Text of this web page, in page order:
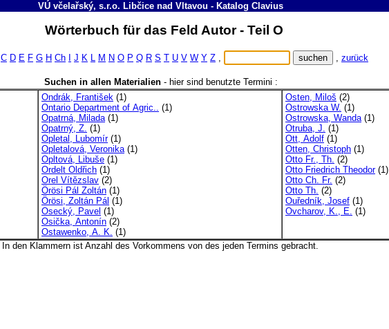
VÚ včelařský, s.r.o. Libčice nad Vltavou - Katalog Clavius
Wörterbuch für das Feld Autor - Teil O
C D E F G H Ch J K L M N O P Q R S T U V W Y Z , , zurück
Suchen in allen Materialien- hier sind benutzte Termini :
Ondrák, František (1)
Ontario Department of Agric.. (1)
Opatrná, Milada(1)
Opatrný, Z. (1)
Opletal, Lubomír(1)
Opletalová, Veronika(1)
Opltová, Libuše (1)
Ordelt Oldřich (1)
Orel Vítězslav (2)
Örösi Pál Zoltán (1)
Örösi, Zoltán Pál (1)
Osecký, Pavel (1)
Osička, Antonín (2)
Ostawenko, A. K. (1)
Osten, Miloš (2)
Ostrowska W. (1)
Ostrowska, Wanda(1)
Otruba, J. (1)
Ott, Adolf (1)
Otten, Christoph (1)
Otto Fr., Th. (2)
Otto Friedrich Theodor(1)
Otto Ch. Fr. (2)
Otto Th. (2)
Ouředník, Josef (1)
Ovcharov, K., E. (1)
In den Klammern ist Anzahl des Vorkommens von des jeden Termins gebracht.